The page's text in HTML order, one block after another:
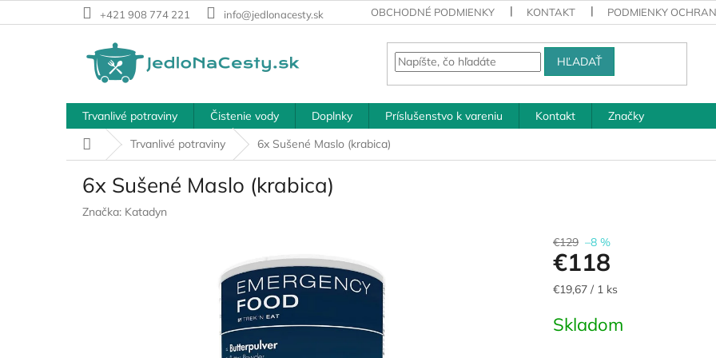
na
+421 908 774 221 info@jedlonacesty.sk OBCHODNÉ PODMIENKY KONTAKT PODMIENKY
HĽADAŤ
Trvanlivé potraviny Čistenie vody Doplnky Príslušenstvo k vareniu Kontakt
Značky
DomovTrvanlivé potraviny 6x Sušené Maslo (krabica)
6x Sušené Maslo (krabica)
Značka: Katadyn
€129 –8 %
€118
Jednotková
€19,67 / 1 ks
Skladom